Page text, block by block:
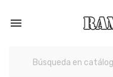
